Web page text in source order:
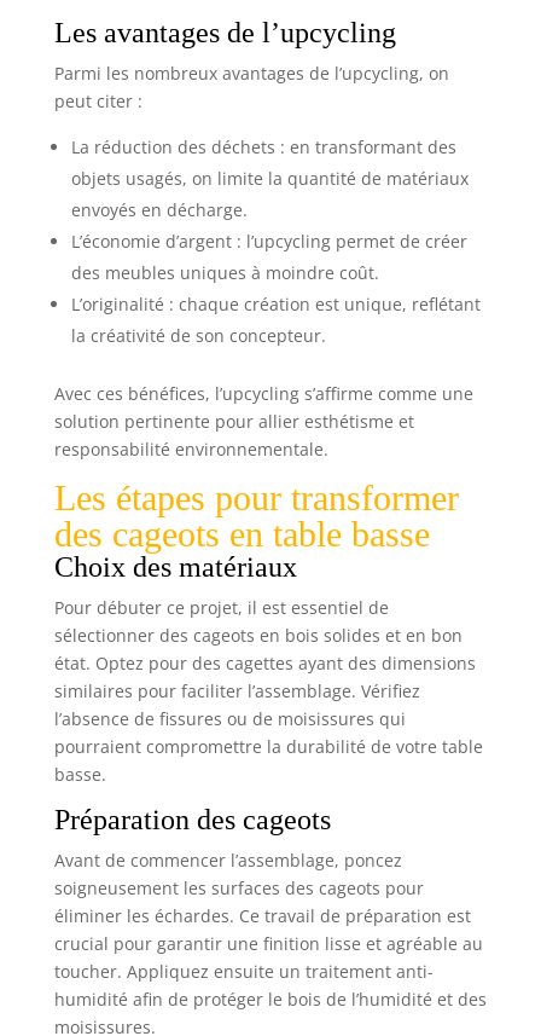
Les avantages de l’upcycling
Parmi les nombreux avantages de l’upcycling, on
peut citer :
La réduction des déchets : en transformant des
objets usagés, on limite la quantité de matériaux
envoyés en décharge.
L’économie d’argent : l’upcycling permet de créer
des meubles uniques à moindre coût.
L’originalité : chaque création est unique, reflétant
la créativité de son concepteur.
Avec ces bénéfices, l’upcycling s’affirme comme une
solution pertinente pour allier esthétisme et
responsabilité environnementale.
Les étapes pour transformer
des cageots en table basse
Choix des matériaux
Pour débuter ce projet, il est essentiel de
sélectionner des cageots en bois solides et en bon
état. Optez pour des cagettes ayant des dimensions
similaires pour faciliter l’assemblage. Vérifiez
l’absence de fissures ou de moisissures qui
pourraient compromettre la durabilité de votre table
basse.
Préparation des cageots
Avant de commencer l’assemblage, poncez
soigneusement les surfaces des cageots pour
éliminer les échardes. Ce travail de préparation est
crucial pour garantir une finition lisse et agréable au
toucher. Appliquez ensuite un traitement anti-
humidité afin de protéger le bois de l’humidité et des
moisissures.